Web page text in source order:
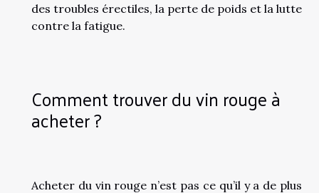
des troubles érectiles, la perte de poids et la lutte
contre la fatigue.
Comment trouver du vin rouge à
acheter ?
Acheter du vin rouge n’est pas ce qu’il y a de plus